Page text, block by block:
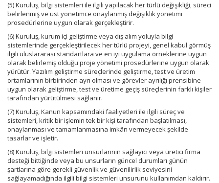
(5) Kuruluş, bilgi sistemleri ile ilgili yapılacak her türlü değişikliği, süreci
belirlenmiş ve üst yönetimce onaylanmış değişiklik yönetimi
prosedürlerine uygun olarak gerçekleştirir.
(6) Kuruluş, kurum içi geliştirme veya dış alım yoluyla bilgi
sistemlerinde gerçekleştirilecek her türlü projeyi, genel kabul görmüş
ilgili uluslararası standartlara ve en iyi uygulama örneklerine uygun
olarak belirlemiş olduğu proje yönetimi prosedürlerine uygun olarak
yürütür. Yazılım geliştirme süreçlerinde geliştirme, test ve üretim
ortamlarının birbirinden ayrı olması ve görevler ayrılığı prensibine
uygun olarak geliştirme, test ve üretime geçiş süreçlerinin farklı kişiler
tarafından yürütülmesi sağlanır.
(7) Kuruluş, Kanun kapsamındaki faaliyetleri ile ilgili süreç ve
sistemleri, kritik bir işlemin tek bir kişi tarafından başlatılması,
onaylanması ve tamamlanmasına imkân vermeyecek şekilde
tasarlar ve işletir.
(8) Kuruluş, bilgi sistemleri unsurlarının sağlayıcı veya üretici firma
desteği bittiğinde veya bu unsurların güncel durumları günün
şartlarına göre gerekli güvenlik ve güvenilirlik seviyesini
sağlayamadığında ilgili bilgi sistemleri unsurunu kullanımdan kaldırır.